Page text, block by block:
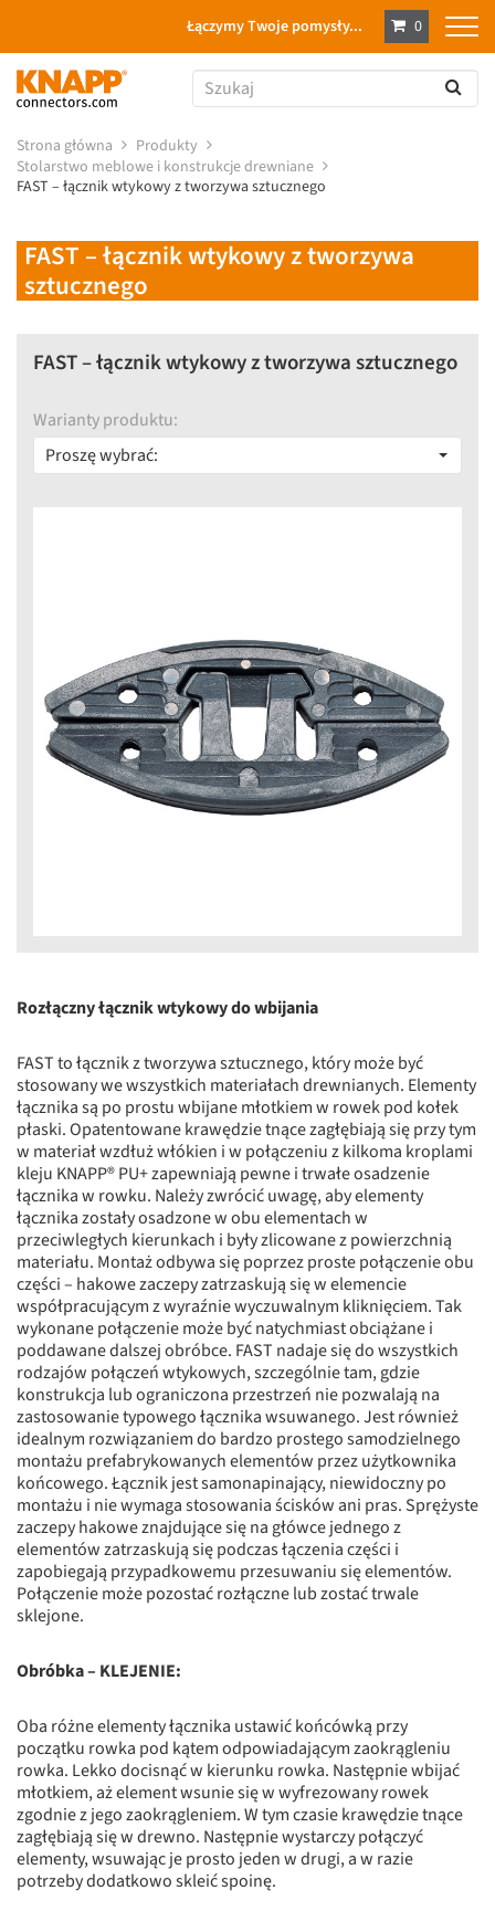
Łączymy Twoje pomysły... 0
Strona główna
Produkty
Stolarstwo meblowe i konstrukcje drewniane
FAST – łącznik wtykowy z tworzywa sztucznego
FAST – łącznik wtykowy z tworzywa
sztucznego
FAST – łącznik wtykowy z tworzywa sztucznego
Warianty produktu:
Proszę wybrać:
Rozłączny łącznik wtykowy do wbijania
FAST to łącznik z tworzywa sztucznego, który może być
stosowany we wszystkich materiałach drewnianych. Elementy
łącznika są po prostu wbijane młotkiem w rowek pod kołek
płaski. Opatentowane krawędzie tnące zagłębiają się przy tym
w materiał wzdłuż włókien i w połączeniu z kilkoma kroplami
kleju KNAPP® PU+ zapewniają pewne i trwałe osadzenie
łącznika w rowku. Należy zwrócić uwagę, aby elementy
łącznika zostały osadzone w obu elementach w
przeciwległych kierunkach i były zlicowane z powierzchnią
materiału. Montaż odbywa się poprzez proste połączenie obu
części – hakowe zaczepy zatrzaskują się w elemencie
współpracującym z wyraźnie wyczuwalnym kliknięciem. Tak
wykonane połączenie może być natychmiast obciążane i
poddawane dalszej obróbce. FAST nadaje się do wszystkich
rodzajów połączeń wtykowych, szczególnie tam, gdzie
konstrukcja lub ograniczona przestrzeń nie pozwalają na
zastosowanie typowego łącznika wsuwanego. Jest również
idealnym rozwiązaniem do bardzo prostego samodzielnego
montażu prefabrykowanych elementów przez użytkownika
końcowego. Łącznik jest samonapinający, niewidoczny po
montażu i nie wymaga stosowania ścisków ani pras. Sprężyste
zaczepy hakowe znajdujące się na główce jednego z
elementów zatrzaskują się podczas łączenia części i
zapobiegają przypadkowemu przesuwaniu się elementów.
Połączenie może pozostać rozłączne lub zostać trwale
sklejone.
Obróbka – KLEJENIE:
Oba różne elementy łącznika ustawić końcówką przy
początku rowka pod kątem odpowiadającym zaokrągleniu
rowka. Lekko docisnąć w kierunku rowka. Następnie wbijać
młotkiem, aż element wsunie się w wyfrezowany rowek
zgodnie z jego zaokrągleniem. W tym czasie krawędzie tnące
zagłębiają się w drewno. Następnie wystarczy połączyć
elementy, wsuwając je prosto jeden w drugi, a w razie
potrzeby dodatkowo skleić spoinę.